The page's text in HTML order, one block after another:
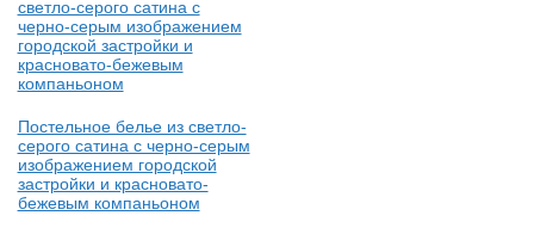
Постельное белье из светло-
серого сатина с черно-серым
изображением городской
застройки и красновато-
бежевым компаньоном